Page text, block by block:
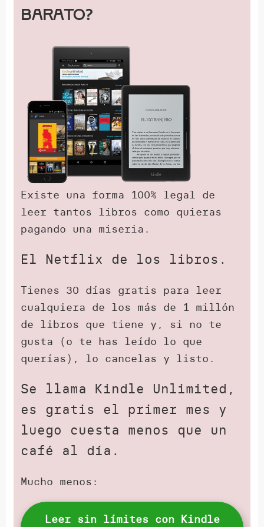
barato?
Existe una forma 100% legal de
leer tantos libros como quieras
pagando una miseria.
El Netflix de los libros.
Tienes 30 días gratis para leer
cualquiera de los más de 1 millón
de libros que tiene y, si no te
gusta (o te has leído lo que
querías), lo cancelas y listo.
Se llama Kindle Unlimited,
es gratis el primer mes y
luego cuesta menos que un
café al día.
Mucho menos:
Leer sin límites con Kindle